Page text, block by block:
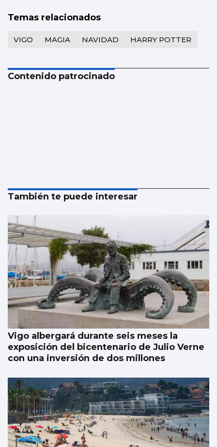
Temas relacionados
VIGO MAGIA NAVIDAD HARRY POTTER
Contenido patrocinado
También te puede interesar
Vigo albergará durante seis meses la
exposición del bicentenario de Julio Verne
con una inversión de dos millones